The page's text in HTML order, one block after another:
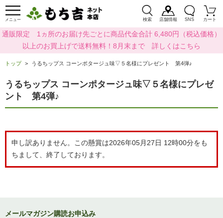
メニュー 検索 店舗情報 SNS カート
通販限定 1ヵ所のお届け先ごとに商品代金合計 6,480円（税込価格）
以上のお買上げで送料無料！8月末まで 詳しくはこちら
トップ うるちップス コーンポタージュ味▽５名様にプレゼント 第4弾♪
うるちップス コーンポタージュ味▽５名様にプレゼ
ント 第4弾♪
申し訳ありません。この懸賞は2026年05月27日 12時00分をも
ちまして、終了しております。
メールマガジン購読お申込み